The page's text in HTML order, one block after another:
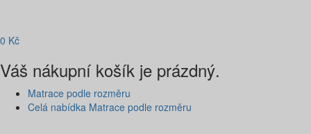
0 Kč
Váš nákupní košík je prázdný.
Matrace podle rozměru
Celá nabídka Matrace podle rozměru